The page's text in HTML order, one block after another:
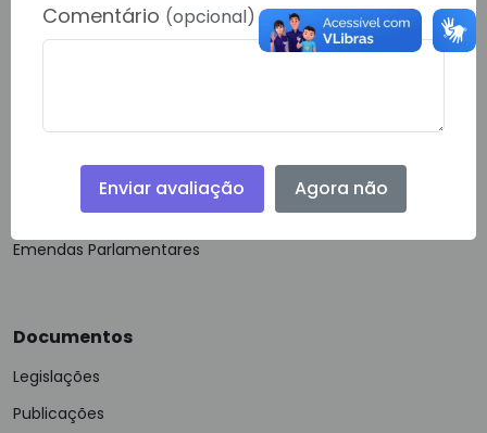
Guias e Manuais
Acessibilidade
Emendas Parlamentares
Documentos
Legislações
Publicações
Comentário (opcional)
Enviar avaliação Agora não